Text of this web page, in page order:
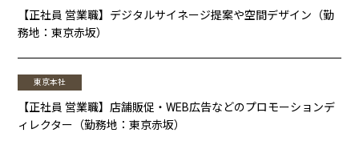
【正社員 営業職】デジタルサイネージ提案や空間デザイン（勤
務地：東京赤坂）
東京本社
【正社員 営業職】店舗販促・WEB広告などのプロモーションデ
ィレクター（勤務地：東京赤坂）